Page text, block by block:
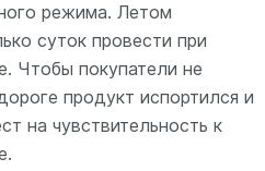
режима. Летом
суток провести при
Чтобы покупатели не
продукт испортился и
на чувствительность к